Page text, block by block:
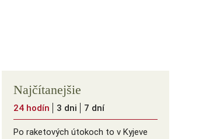
Najčítanejšie
24 hodín 3 dni 7 dní
Po raketových útokoch to v Kyjeve